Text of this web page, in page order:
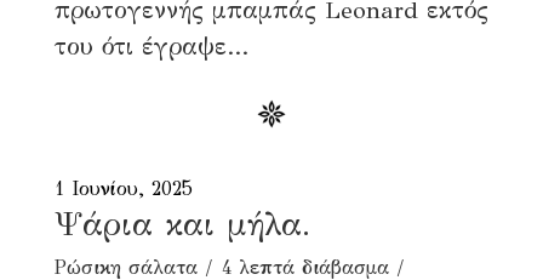
πρωτογεννής μπαμπάς Leonard εκτός
του ότι έγραψε...
1 Ιουνίου, 2025
Ψάρια και μήλα.
Ρώσικη σάλατα
4 λεπτά διάβασμα